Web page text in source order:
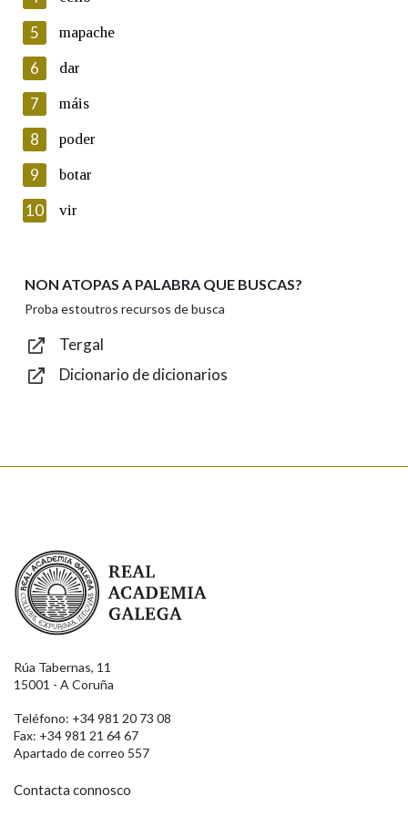
Lin e acepto as condicións da política de
Introduce o código que aparece na imaxe:
Texto de verificación
Enviar
5 mapache
6 dar
7 máis
8 poder
9 botar
10 vir
NON ATOPAS A PALABRA QUE BUSCAS?
Proba estoutros recursos de busca
Tergal
Dicionario de dicionarios
Real Academia Galega
Rúa Tabernas, 11
15001 - A Coruña
Teléfono: +34 981 20 73 08
Fax: +34 981 21 64 67
Apartado de correo 557
Contacta connosco